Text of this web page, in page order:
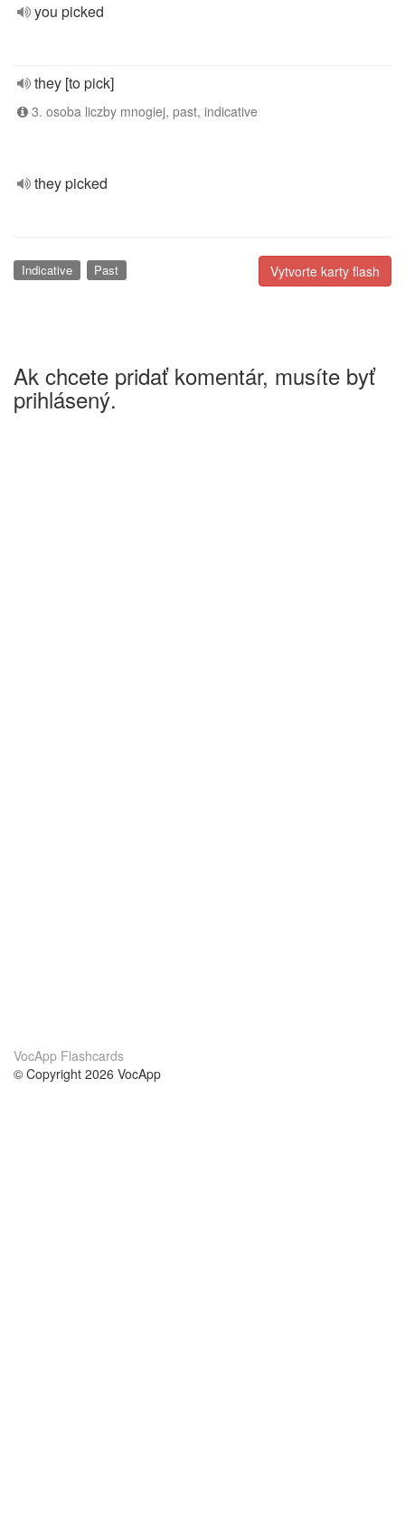
you picked
they [to pick]
3. osoba liczby mnogiej, past, indicative
they picked
Vytvorte karty flash
Indicative Past
Ak chcete pridať komentár, musíte byť
prihlásený.
VocApp Flashcards
© Copyright 2026 VocApp